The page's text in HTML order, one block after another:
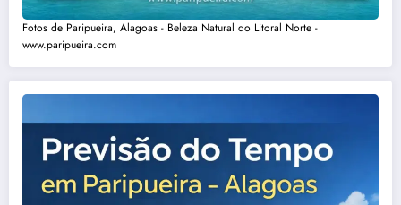
Fotos de Paripueira, Alagoas - Beleza Natural do Litoral Norte -
www.paripueira.com